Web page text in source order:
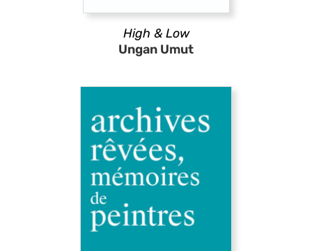
High & Low
Ungan Umut